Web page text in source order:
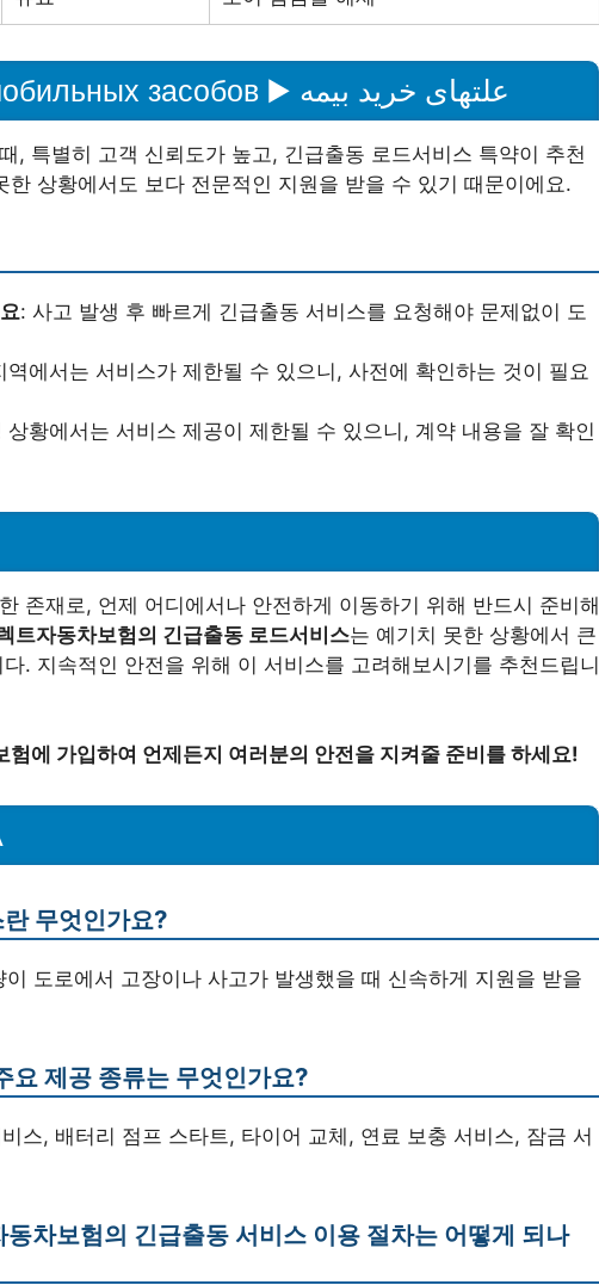
страхование автомобильных засобов ▶️ علتهای خرید بیمه
, 특별히 고객 신뢰도가 높고, 긴급출동 로드서비스 특약이 추천
한 상황에서도 보다 전문적인 지원을 받을 수 있기 때문이에요.
: 사고 발생 후 빠르게 긴급출동 서비스를 요청해야 문제없이 도
역에서는 서비스가 제한될 수 있으니, 사전에 확인하는 것이 필요
상황에서는 서비스 제공이 제한될 수 있으니, 계약 내용을 잘 확인
존재로, 언제 어디에서나 안전하게 이동하기 위해 반드시 준비해
트자동차보험의 긴급출동 로드서비스는 예기치 못한 상황에서 큰
. 지속적인 안전을 위해 이 서비스를 고려해보시기를 추천드립니
에 가입하여 언제든지 여러분의 안전을 지켜줄 준비를 하세요!
무엇인가요?
도로에서 고장이나 사고가 발생했을 때 신속하게 지원을 받을
요 제공 종류는 무엇인가요?
스, 배터리 점프 스타트, 타이어 교체, 연료 보충 서비스, 잠금 서
차보험의 긴급출동 서비스 이용 절차는 어떻게 되나